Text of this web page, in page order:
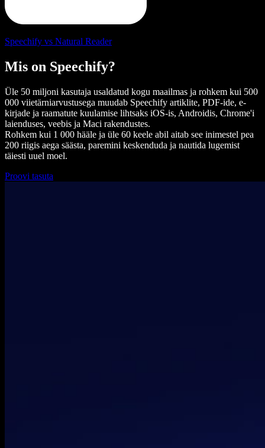
Speechify vs Natural Reader
Mis on Speechify?
Üle 50 miljoni kasutaja usaldatud kogu maailmas ja rohkem kui 500
000 viietärniarvustusega muudab Speechify artiklite, PDF-ide, e-
kirjade ja raamatute kuulamise lihtsaks iOS-is, Androidis, Chrome'i
laienduses, veebis ja Maci rakendustes.
Rohkem kui 1 000 hääle ja üle 60 keele abil aitab see inimestel pea
200 riigis aega säästa, paremini keskenduda ja nautida lugemist
täiesti uuel moel.
Proovi tasuta